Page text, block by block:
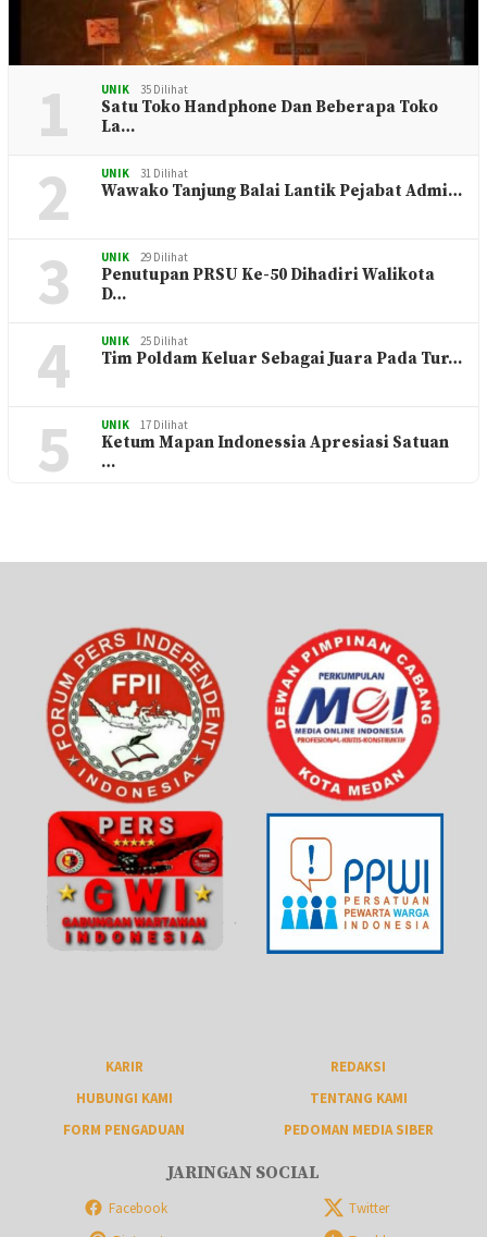
1 UNIK 35 Dilihat
Satu Toko Handphone Dan Beberapa Toko
La…
2 UNIK 31 Dilihat
Wawako Tanjung Balai Lantik Pejabat Admi…
3 UNIK 29 Dilihat
Penutupan PRSU Ke-50 Dihadiri Walikota
D…
4 UNIK 25 Dilihat
Tim Poldam Keluar Sebagai Juara Pada Tur…
5 UNIK 17 Dilihat
Ketum Mapan Indonessia Apresiasi Satuan
…
KARIR
REDAKSI
HUBUNGI KAMI
TENTANG KAMI
FORM PENGADUAN
PEDOMAN MEDIA SIBER
JARINGAN SOCIAL
Facebook
Twitter